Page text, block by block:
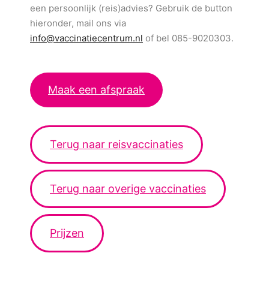
een persoonlijk (reis)advies? Gebruik de button
hieronder, mail ons via
info@vaccinatiecentrum.nl of bel 085-9020303.
Maak een afspraak
Terug naar reisvaccinaties
Terug naar overige vaccinaties
Prijzen